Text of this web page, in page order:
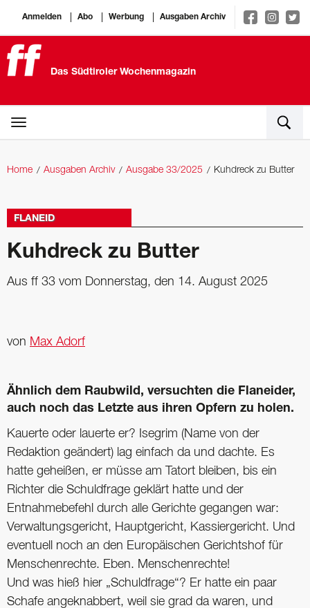
Anmelden Abo Werbung Ausgaben Archiv
Das Südtiroler Wochenmagazin
Home Ausgaben Archiv Ausgabe 33/2025 Kuhdreck zu Butter
FLANEID
Kuhdreck zu Butter
Aus ff 33 vom Donnerstag, den 14. August 2025
von Max Adorf
Ähnlich dem Raubwild, versuchten die Flaneider,
auch noch das Letzte aus ihren Opfern zu holen.
Kauerte oder lauerte er? Isegrim (Name von der
Redaktion geändert) lag einfach da und dachte. Es
hatte geheißen, er müsse am Tatort bleiben, bis ein
Richter die Schuldfrage geklärt hatte und der
Entnahmebefehl durch alle Gerichte gegangen war:
Verwaltungsgericht, Hauptgericht, Kassiergericht. Und
eventuell noch an den Europäischen Gerichtshof für
Menschenrechte. Eben. Menschenrechte!
Und was hieß hier „Schuldfrage“? Er hatte ein paar
Schafe angeknabbert, weil sie grad da waren, und